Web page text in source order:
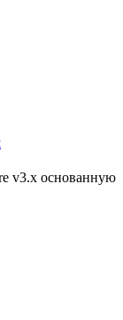
v3.x основанную